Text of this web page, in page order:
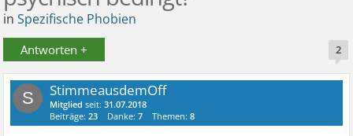
inSpezifische Phobien
Antworten + 2
S StimmeausdemOff
Mitglied seit:31.07.2018
Beiträge:23 Danke:7 Themen:8